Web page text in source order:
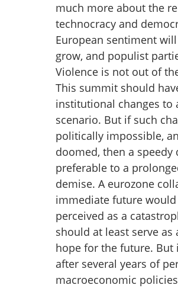
much more about the
technocracy and
European sentiment
grow, and populist
Violence is not out of
This summit should
institutional changes to
scenario. But if such
politically impossible,
doomed, then a speedy
preferable to a
demise. A eurozone
immediate future
perceived as a
should at least serve as
hope for the future. But
after several years of
macroeconomic